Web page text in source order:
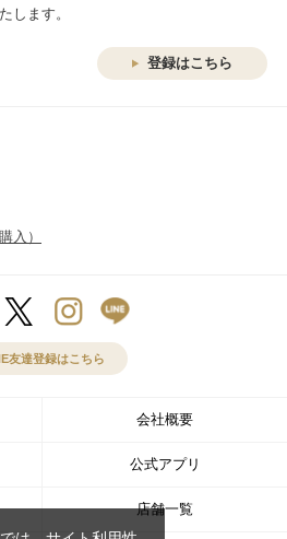
します。
登録はこちら
入）
友達登録はこちら
会社概要
公式アプリ
店舗一覧